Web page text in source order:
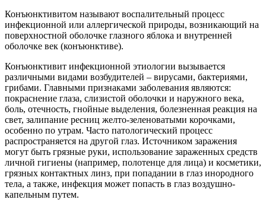
Конъюнктивитом называют воспалительный процесс
инфекционной или аллергической природы, возникающий на
поверхностной оболочке глазного яблока и внутренней
оболочке век (конъюнктиве).
Конъюнктивит инфекционной этиологии вызывается
различными видами возбудителей – вирусами, бактериями,
грибами. Главными признаками заболевания являются:
покраснение глаза, слизистой оболочки и наружного века,
боль, отечность, гнойные выделения, болезненная реакция на
свет, залипание ресниц желто-зеленоватыми корочками,
особенно по утрам. Часто патологический процесс
распространяется на другой глаз. Источником заражения
могут быть грязные руки, использование зараженных средств
личной гигиены (например, полотенце для лица) и косметики,
грязных контактных линз, при попадании в глаз инородного
тела, а также, инфекция может попасть в глаз воздушно-
капельным путем.